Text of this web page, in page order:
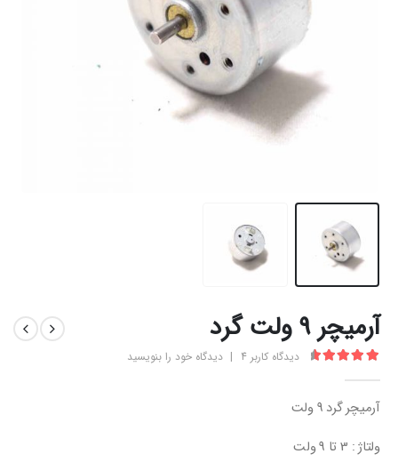
آرمیچر 9 ولت گرد
دیدگاه کاربر4
| دیدگاه خود را بنویسید
آرمیچر گرد 9 ولت
ولتاژ : 3 تا 9 ولت